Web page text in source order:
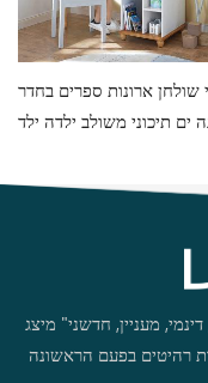
שולחן ארונות ספרים בחדר
ים תיכוני משולב ילדה ילד
DF1V-B
מעניין, חדשני" מיצג
רהיטים בפעם הראשונה